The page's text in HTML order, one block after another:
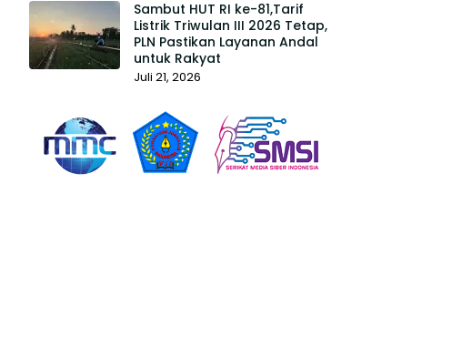
Sambut HUT RI ke-81,Tarif
Listrik Triwulan III 2026 Tetap,
PLN Pastikan Layanan Andal
untuk Rakyat
Juli 21, 2026